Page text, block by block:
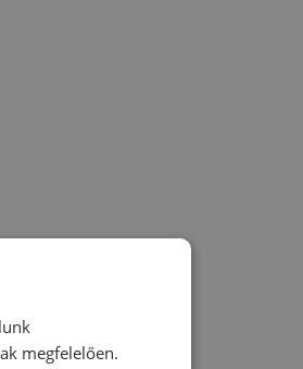
megfelelően.